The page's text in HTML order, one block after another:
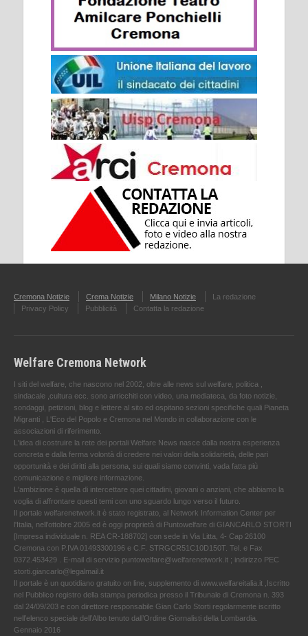
Cremona Notizie Crema Notizie Milano Notizie
La redazione
Privacy Policy
Pubblicità Contatta la redazione
Welfare Cremona Network
I siti del welfare, che nascono nel 2002, oltre alle news sul welfare, politica ,
sindacale ,cultura ecc. sono arricchiti con video, una mediateca, da foto notizie,
sondaggi, petizioni, blog e lettere al sito ed ospitano sezioni specifiche quali Pianeta
Migranti , L'Eco del Popolo e Cremona nel Mondo in collaborazione con le
associazioni di riferimento.
L'idea di costruire la rete dei portali Welfare News nasce dalla nostra esperienza
concreta e dalla ferma volontà di credere nei valori della solidarietà, delle pari
opportunità e dei diritti alla persona, sui quali siamo convinti, vada fatta più
comunicazione e migliore informazione.
L'ambizione è quella di intercettare quei cittadini, giovani o anziani, che abbiamo la
voglia di affrontare questi temi con uno sguardo lungo verso il futuro.
Il portale welfarenetwork.it è stato registrato, al Network Information Center per
l'Italia, nell’ottobre 2005 ed è oggi proprietà di Puntowelfare di GIANCARLO STORTI
[Impresa individuale n. REA CR-188702] con sede in Via Litta, 4- Cap 26100
Cremona con P.IVA 01493300196 e C.F. STRGCR51C10D150T. Tel. e Fax
0372.453429 . E-mail di servizio puntowelfare@welfarenetwork.it ; indirizzo PEC
storti.giancarlo@legalmail.it
Il portale è un quotidiano gratuito on line, supplemento di www.welfareitalia.it ,Iscritto
nel Pubblico registro della stampa periodica presso il Tribunale di Cremona n. 393
dal 24/09/203 e con direttore responsabile Gian Carlo Storti regolarmente iscritto
nell’elenco speciale dell’Albo tenuto dall’Ordine Giornalisti della Lombardia.
Gennaio 2016